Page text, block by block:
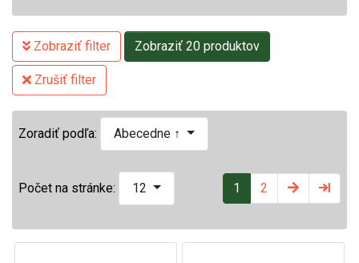
Zobraziť filter Zobraziť 20 produktov
Zrušiť filter
Zoradiť podľa: Abecedne ↑
Počet na stránke: 12 1 2